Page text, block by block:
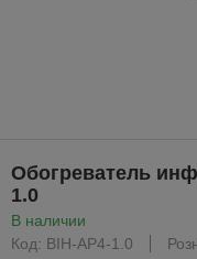
Обогреватель
1.0
В наличии
Код: BIH-AP4-1.0